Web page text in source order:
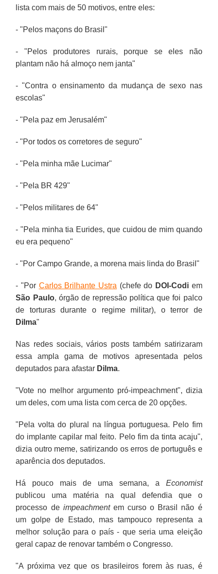
lista com mais de 50 motivos, entre eles:
- "Pelos maçons do Brasil"
- "Pelos produtores rurais, porque se eles não
plantam não há almoço nem janta"
- "Contra o ensinamento da mudança de sexo nas
escolas"
- "Pela paz em Jerusalém"
- "Por todos os corretores de seguro"
- "Pela minha mãe Lucimar"
- "Pela BR 429"
- "Pelos militares de 64"
- "Pela minha tia Eurides, que cuidou de mim quando
eu era pequeno"
- "Por Campo Grande, a morena mais linda do Brasil"
- "Por Carlos Brilhante Ustra (chefe do DOI-Codiem
São Paulo, órgão de repressão política que foi palco
de torturas durante o regime militar), o terror de
Dilma"
Nas redes sociais, vários posts também satirizaram
essa ampla gama de motivos apresentada pelos
deputados para afastar Dilma.
"Vote no melhor argumento pró-impeachment", dizia
um deles, com uma lista com cerca de 20 opções.
"Pela volta do plural na língua portuguesa. Pelo fim
do implante capilar mal feito. Pelo fim da tinta acaju",
dizia outro meme, satirizando os erros de português e
aparência dos deputados.
Há pouco mais de uma semana, a Economist
publicou uma matéria na qual defendia que o
processo de impeachmentem curso o Brasil não é
um golpe de Estado, mas tampouco representa a
melhor solução para o país - que seria uma eleição
geral capaz de renovar também o Congresso.
"A próxima vez que os brasileiros forem às ruas, é